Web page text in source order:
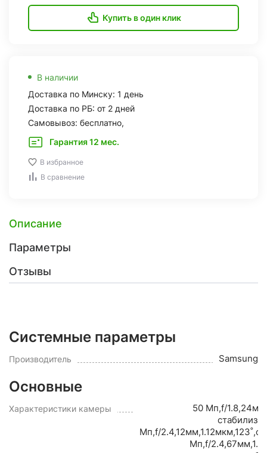
Купить в один клик
В наличии
Доставка по Минску: 1 день
Доставка по РБ: от 2 дней
Самовывоз: бесплатно,
Гарантия 12 мес.
В избранное
В сравнение
Описание
Параметры
Отзывы
Системные параметры
Производитель Samsung
Основные
Характеристики камеры
50 Мп,f/
Мп,f/
Мп,f/